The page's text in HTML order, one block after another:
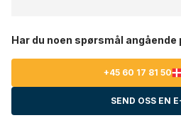
Har du noen spørsmål
+45 60 17 81 50
SEND OSS EN